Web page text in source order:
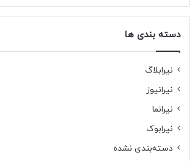
دسته بندی ها
نیرابلاگ
نیرانیوز
نیرانما
نیرابوک
دسته‌بندی نشده